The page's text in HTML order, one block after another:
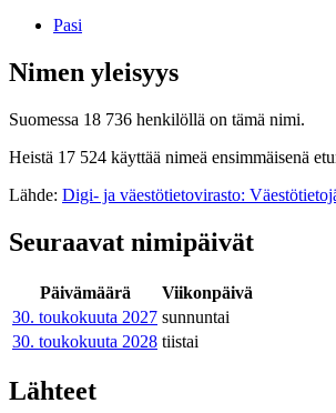
Pasi
Nimen yleisyys
Suomessa 18 736 henkilöllä on tämä nimi.
Heistä 17 524 käyttää nimeä ensimmäisenä
Lähde: Digi- ja väestötietovirasto:
Seuraavat nimipäivät
Päivämäärä
Viikonpäivä
30. toukokuuta 2027 sunnuntai
30. toukokuuta 2028 tiistai
Lähteet